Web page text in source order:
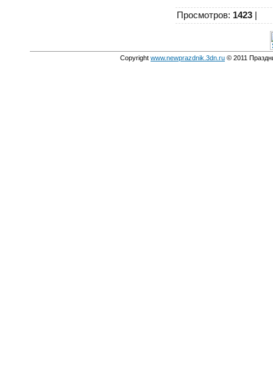
Просмотров: 1423 |
Copyright www.newprazdnik.3dn.ru © 2011